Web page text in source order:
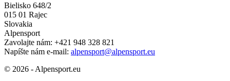
Bielisko 648/2
015 01 Rajec
Slovakia
Alpensport
Zavolajte nám: +421 948 328 821
Napíšte nám e-mail: alpensport@alpensport.eu
© 2026 - Alpensport.eu